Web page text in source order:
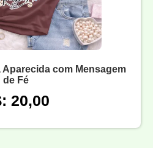
com Mensagem
de Fé
20,00